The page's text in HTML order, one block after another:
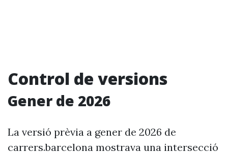
Control de versions
Gener de 2026
La versió prèvia a gener de 2026 de
carrers.barcelona mostrava una intersecció